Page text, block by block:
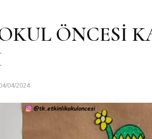
ÖNCESİ
04/2024